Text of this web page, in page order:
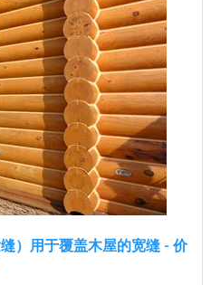
）用于覆盖木屋的宽缝 - 价